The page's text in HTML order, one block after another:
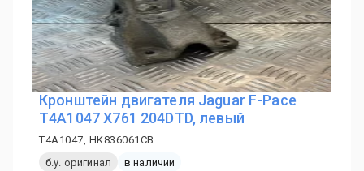
Кронштейн двигателя Jaguar F-Pace
T4A1047 X761 204DTD, левый
T4A1047, HK836061CB
б.у. оригинал
в наличии